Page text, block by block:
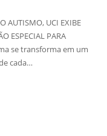
AUTISMO, UCI EXIBE
ESPECIAL PARA
se transforma em um
cada…